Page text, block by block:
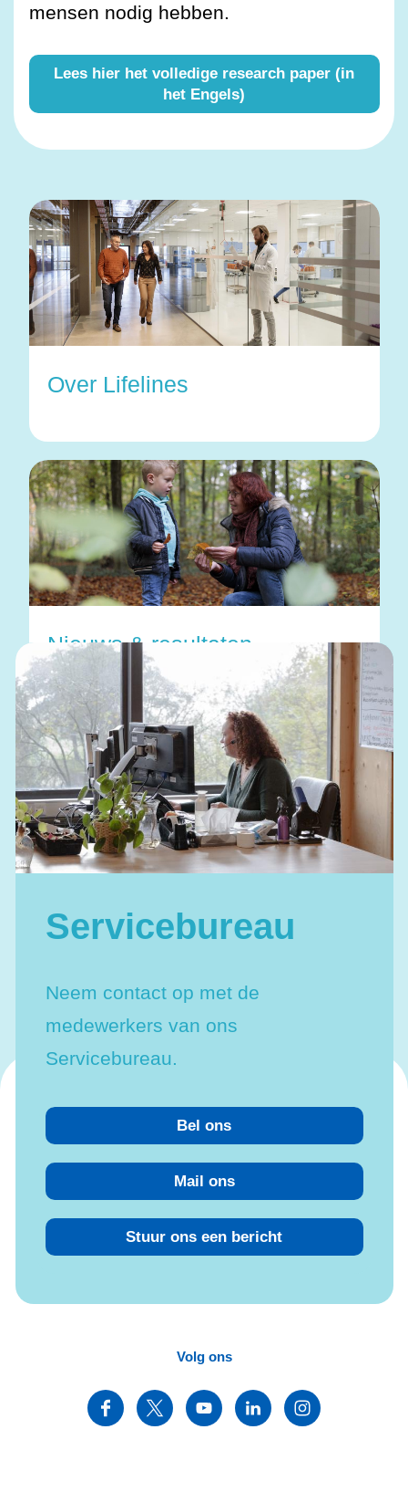
mensen nodig hebben.
Lees hier het volledige research paper (in
het Engels)
Over Lifelines
Nieuws & resultaten
Servicebureau
Neem contact op met de
medewerkers van ons
Servicebureau.
Bel ons
Mail ons
Stuur ons een bericht
Volg ons